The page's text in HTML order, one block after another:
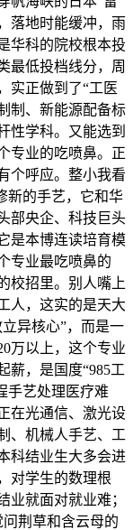
落地时能缓冲，雨
华科的院校根本投
最低投档线分，周
实正做到了“工医
制、新能源配备标
性学科。又能选到
专业的吃喷鼻。正
个呼应。整小我看
新的手艺，它和华
部央企、科技巨头
是本博连读培育模
专业最吃喷鼻的
校招里。别人嘴上
人，这实的是天大
异核心”，而是一
万以上，这个专业
薪，是国度“985工
手艺处理医疗难
在光通信、激光设
、机械人手艺、工
科结业生大多会进
对学生的数理根
业就面对就业难；
荆草和含云母的